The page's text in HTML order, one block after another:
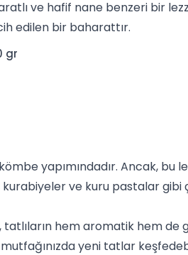
ve hafif nane benzeri bir
edilen bir baharattır.
gr
yapımındadır. Ancak, bu
kurabiyeler ve kuru pastalar gibi
hem aromatik hem de
yeni tatlar